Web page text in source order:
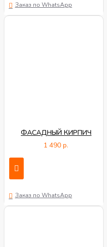
Заказ по WhatsApp
ФАСАДНЫЙ КИРПИЧ
1 490 р.
Заказ по WhatsApp